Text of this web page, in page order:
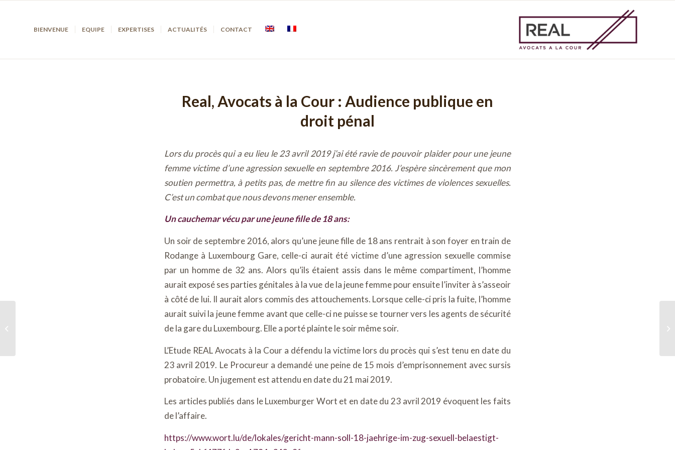
BIENVENUE EQUIPE EXPERTISES ACTUALITÉS CONTACT
Real, Avocats à la Cour : Audience publique en
droit pénal
Lors du procès qui a eu lieu le 23 avril 2019 j’ai été ravie de pouvoir plaider pour une jeune
femme victime d’une agression sexuelle en septembre 2016. J’espère sincèrement que mon
soutien permettra, à petits pas, de mettre fin au silence des victimes de violences sexuelles.
C’est un combat que nous devons mener ensemble.
Un cauchemar vécu par une jeune fille de 18 ans:
Un soir de septembre 2016, alors qu’une jeune fille de 18 ans rentrait à son foyer en train de
Rodange à Luxembourg Gare, celle-ci aurait été victime d’une agression sexuelle commise
par un homme de 32 ans. Alors qu’ils étaient assis dans le même compartiment, l’homme
aurait exposé ses parties génitales à la vue de la jeune femme pour ensuite l’inviter à s’asseoir
à côté de lui. Il aurait alors commis des attouchements. Lorsque celle-ci pris la fuite, l’homme
aurait suivi la jeune femme avant que celle-ci ne puisse se tourner vers les agents de sécurité
de la gare du Luxembourg. Elle a porté plainte le soir même soir.
L’Etude REAL Avocats à la Cour a défendu la victime lors du procès qui s’est tenu en date du
23 avril 2019. Le Procureur a demandé une peine de 15 mois d’emprisonnement avec sursis
probatoire. Un jugement est attendu en date du 21 mai 2019.
Les articles publiés dans le Luxemburger Wort et en date du 23 avril 2019 évoquent les faits
de l’affaire.
https://www.wort.lu/de/lokales/gericht-mann-soll-18-jaehrige-im-zug-sexuell-belaestigt-